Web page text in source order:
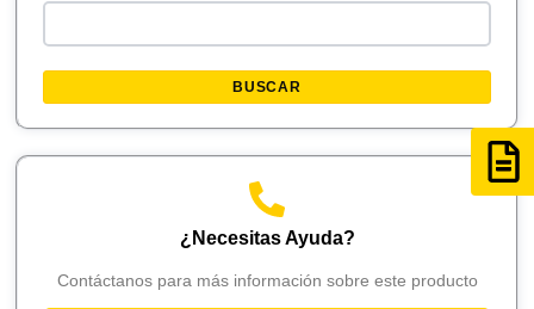
BUSCAR
¿Necesitas Ayuda?
Contáctanos para más información sobre este producto